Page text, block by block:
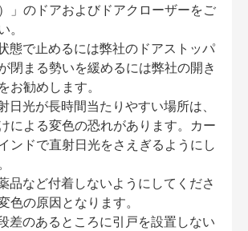
」のドアおよびドアクローザーをご
。
態で止めるには弊社のドアストッパ
閉まる勢いを緩めるには弊社の開き
お勧めします。
光が長時間当たりやすい場所は、
による変色の恐れがあります。カー
ンドで直射日光をさえぎるようにし
品など付着しないようにしてくださ
色の原因となります。
差のあるところに引戸を設置しない